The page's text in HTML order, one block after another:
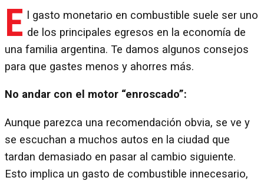
E
l gasto monetario en combustible suele ser uno
de los principales egresos en la economía de
una familia argentina. Te damos algunos consejos
para que gastes menos y ahorres más.
No andar con el motor “enroscado”:
Aunque parezca una recomendación obvia, se ve y
se escuchan a muchos autos en la ciudad que
tardan demasiado en pasar al cambio siguiente.
Esto implica un gasto de combustible innecesario,